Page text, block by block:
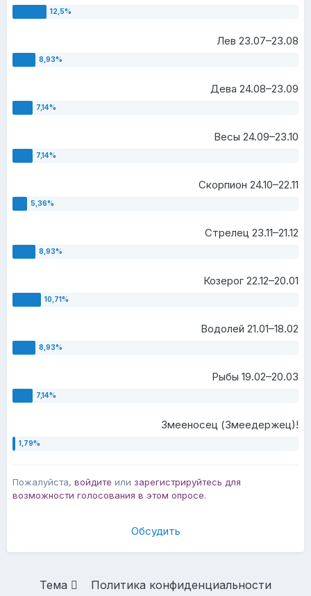
Лев 23.07–23.08
Дева 24.08–23.09
Весы 24.09–23.10
Скорпион 24.10–22.11
Стрелец 23.11–21.12
Козерог 22.12–20.01
Водолей 21.01–18.02
Рыбы 19.02–20.03
Змееносец (Змеедержец)!
Пожалуйста, войдите или зарегистрируйтесь для
возможности голосования в этом опросе.
Обсудить
Тема Политика конфиденциальности